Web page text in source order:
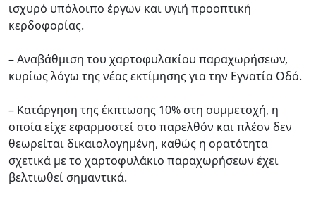
ισχυρό υπόλοιπο έργων και υγιή προοπτική
κερδοφορίας.
– Αναβάθμιση του χαρτοφυλακίου παραχωρήσεων,
κυρίως λόγω της νέας εκτίμησης για την Εγνατία Οδό.
– Κατάργηση της έκπτωσης 10% στη συμμετοχή, η
οποία είχε εφαρμοστεί στο παρελθόν και πλέον δεν
θεωρείται δικαιολογημένη, καθώς η ορατότητα
σχετικά με το χαρτοφυλάκιο παραχωρήσεων έχει
βελτιωθεί σημαντικά.